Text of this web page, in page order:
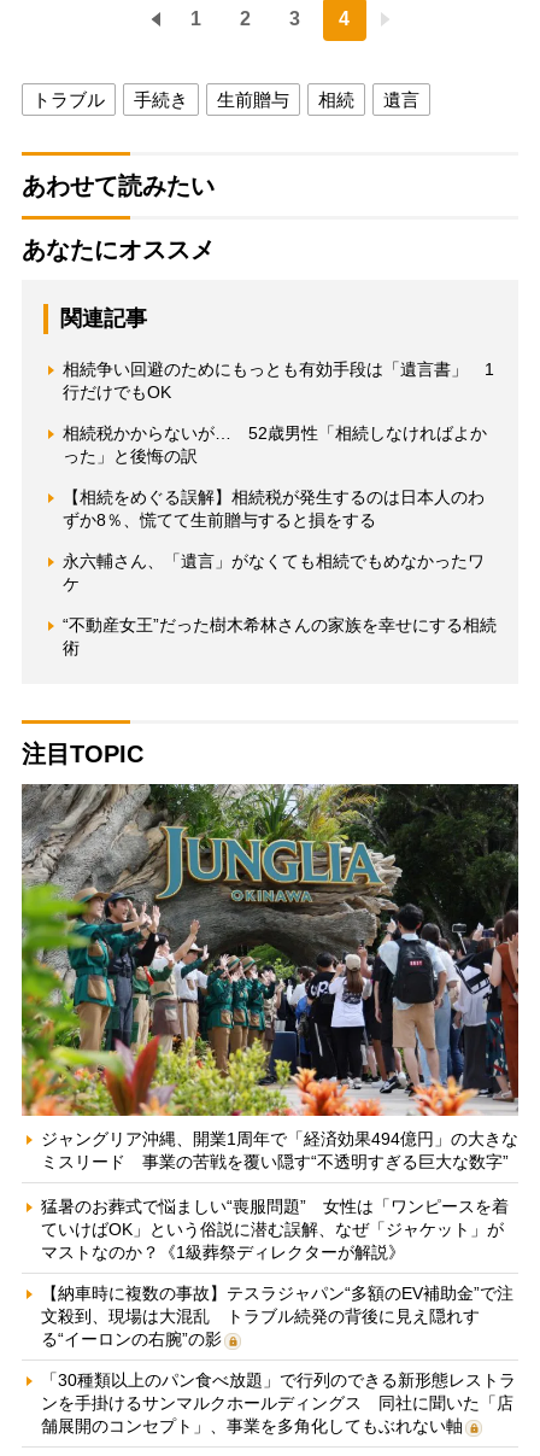
1 2 3 4
トラブル 手続き 生前贈与 相続 遺言
あわせて読みたい
あなたにオススメ
関連記事
相続争い回避のためにもっとも有効手段は「遺言書」 1
行だけでもOK
相続税かからないが… 52歳男性「相続しなければよか
った」と後悔の訳
【相続をめぐる誤解】相続税が発生するのは日本人のわ
ずか8％、慌てて生前贈与すると損をする
永六輔さん、「遺言」がなくても相続でもめなかったワ
ケ
“不動産女王”だった樹木希林さんの家族を幸せにする相続
術
注目TOPIC
ジャングリア沖縄、開業1周年で「経済効果494億円」の大きな
ミスリード 事業の苦戦を覆い隠す“不透明すぎる巨大な数字”
猛暑のお葬式で悩ましい“喪服問題” 女性は「ワンピースを着
ていけばOK」という俗説に潜む誤解、なぜ「ジャケット」が
マストなのか？《1級葬祭ディレクターが解説》
【納車時に複数の事故】テスラジャパン“多額のEV補助金”で注
文殺到、現場は大混乱 トラブル続発の背後に見え隠れす
る“イーロンの右腕”の影
「30種類以上のパン食べ放題」で行列のできる新形態レストラ
ンを手掛けるサンマルクホールディングス 同社に聞いた「店
舗展開のコンセプト」、事業を多角化してもぶれない軸